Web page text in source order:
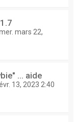
mars 22,
... aide
13, 2023 2:40